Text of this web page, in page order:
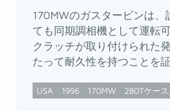
170MWのガスタービンは、
ても同期調相機として運転
クラッチが取り付けられた
たって耐久性を持つことを
USA 1996 170MW 280Tケース